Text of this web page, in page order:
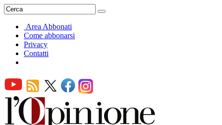
Area Abbonati
Come abbonarsi
Privacy
Contatti